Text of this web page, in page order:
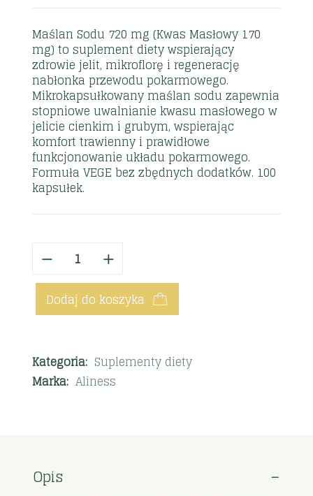
Maślan Sodu 720 mg (Kwas Masłowy 170
mg) to suplement diety wspierający
zdrowie jelit, mikroflorę i regenerację
nabłonka przewodu pokarmowego.
Mikrokapsułkowany maślan sodu zapewnia
stopniowe uwalnianie kwasu masłowego w
jelicie cienkim i grubym, wspierając
komfort trawienny i prawidłowe
funkcjonowanie układu pokarmowego.
Formuła VEGE bez zbędnych dodatków. 100
kapsułek.
Dodaj do koszyka
Kategoria: Suplementy diety
Marka: Aliness
Opis